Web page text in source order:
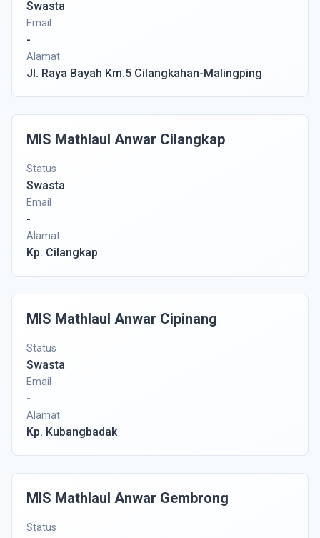
Swasta
Email
-
Alamat
Jl. Raya Bayah Km.5 Cilangkahan-Malingping
MIS Mathlaul Anwar Cilangkap
Status
Swasta
Email
-
Alamat
Kp. Cilangkap
MIS Mathlaul Anwar Cipinang
Status
Swasta
Email
-
Alamat
Kp. Kubangbadak
MIS Mathlaul Anwar Gembrong
Status